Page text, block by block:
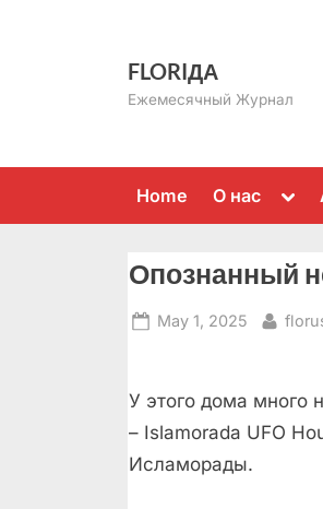
FLORIДА
Ежемесячный Журнал
Home О нас
Опознанный
Posted
May 1, 2025 By
У этого дома много
– Islamorada UFO
Исламорады.